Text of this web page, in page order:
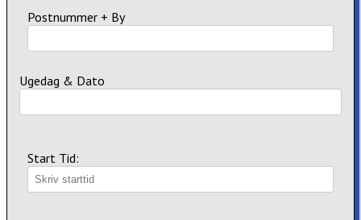
Postnummer + By
Ugedag & Dato
Start Tid: